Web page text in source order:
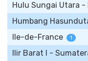
Hulu Sungai Utara
Humbang
Ile-de-France 1
Ilir Barat I -